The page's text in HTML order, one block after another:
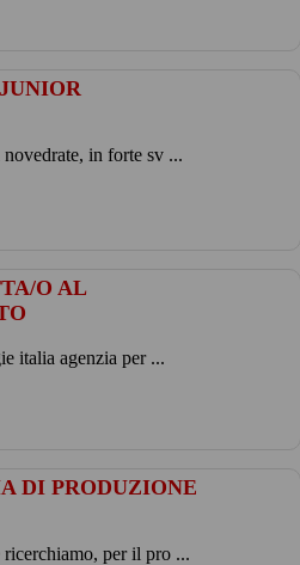
in forte sv ...
O AL
italia agenzia per ...
DI PRODUZIONE
per il pro ...